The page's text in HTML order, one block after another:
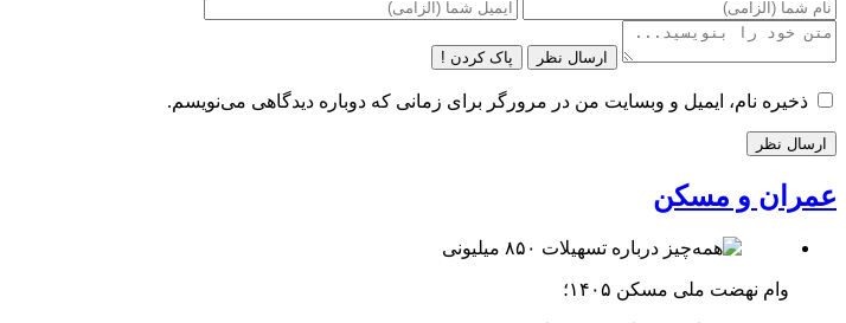
ارسال نظر پاک کردن !
ذخیره نام، ایمیل و وبسایت من در مرورگر برای زمانی که دوباره دیدگاهی می‌نویسم.
عمران و مسکن
وام نهضت ملی مسکن ۱۴۰۵؛